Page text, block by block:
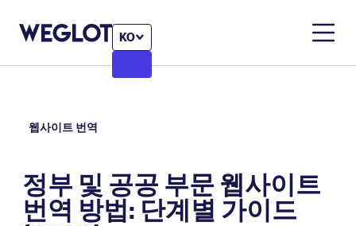
KO
웹사이트 번역
정부 및 공공 부문 웹사이트
번역 방법: 단계별 가이드